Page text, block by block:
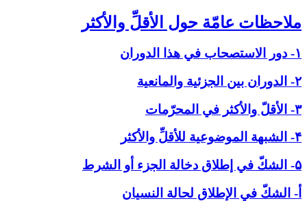
ملاحظات عامّة حول الأقلِّ والأكثر
۱- دور الاستصحاب في هذا الدوران
۲- الدوران بين الجزئية والمانعية
۳- الأقلّ والأكثر في المحرّمات
۴- الشبهة الموضوعية للأقلِّ والأكثر
۵- الشكّ في إطلاق دخالة الجزء أو الشرط
أ- الشكّ في الإطلاق لحالة النسيان